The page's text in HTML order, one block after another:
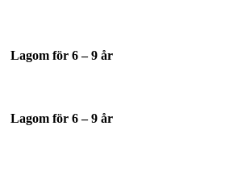
Lagom för 6 – 9 år
Lagom för 6 – 9 år